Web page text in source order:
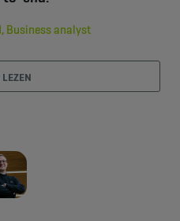
Business analyst
LEZEN